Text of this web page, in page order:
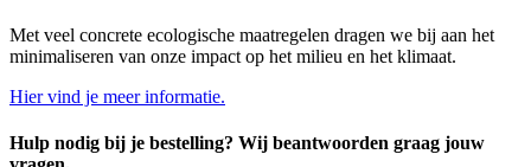
Met veel concrete ecologische maatregelen dragen we bij aan het
minimaliseren van onze impact op het milieu en het klimaat.
Hier vind je meer informatie.
Hulp nodig bij je bestelling? Wij beantwoorden graag jouw